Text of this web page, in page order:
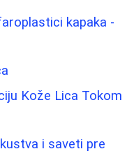
kapaka -
Kože Lica Tokom
i saveti pre